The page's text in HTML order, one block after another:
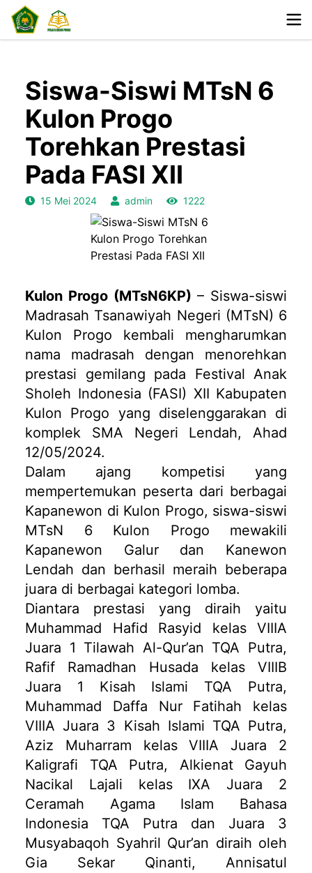
Siswa-Siswi MTsN 6
Kulon Progo
Torehkan Prestasi
Pada FASI XII
15 Mei 2024 admin 1222
Kulon Progo (MTsN6KP) – Siswa-siswi
Madrasah Tsanawiyah Negeri (MTsN) 6
Kulon Progo kembali mengharumkan
nama madrasah dengan menorehkan
prestasi gemilang pada Festival Anak
Sholeh Indonesia (FASI) XII Kabupaten
Kulon Progo yang diselenggarakan di
komplek SMA Negeri Lendah, Ahad
12/05/2024.
Dalam ajang kompetisi yang
mempertemukan peserta dari berbagai
Kapanewon di Kulon Progo, siswa-siswi
MTsN 6 Kulon Progo mewakili
Kapanewon Galur dan Kanewon
Lendah dan berhasil meraih beberapa
juara di berbagai kategori lomba.
Diantara prestasi yang diraih yaitu
Muhammad Hafid Rasyid kelas VIIIA
Juara 1 Tilawah Al-Qur’an TQA Putra,
Rafif Ramadhan Husada kelas VIIIB
Juara 1 Kisah Islami TQA Putra,
Muhammad Daffa Nur Fatihah kelas
VIIIA Juara 3 Kisah Islami TQA Putra,
Aziz Muharram kelas VIIIA Juara 2
Kaligrafi TQA Putra, Alkienat Gayuh
Nacikal Lajali kelas IXA Juara 2
Ceramah Agama Islam Bahasa
Indonesia TQA Putra dan Juara 3
Musyabaqoh Syahril Qur’an diraih oleh
Gia Sekar Qinanti, Annisatul